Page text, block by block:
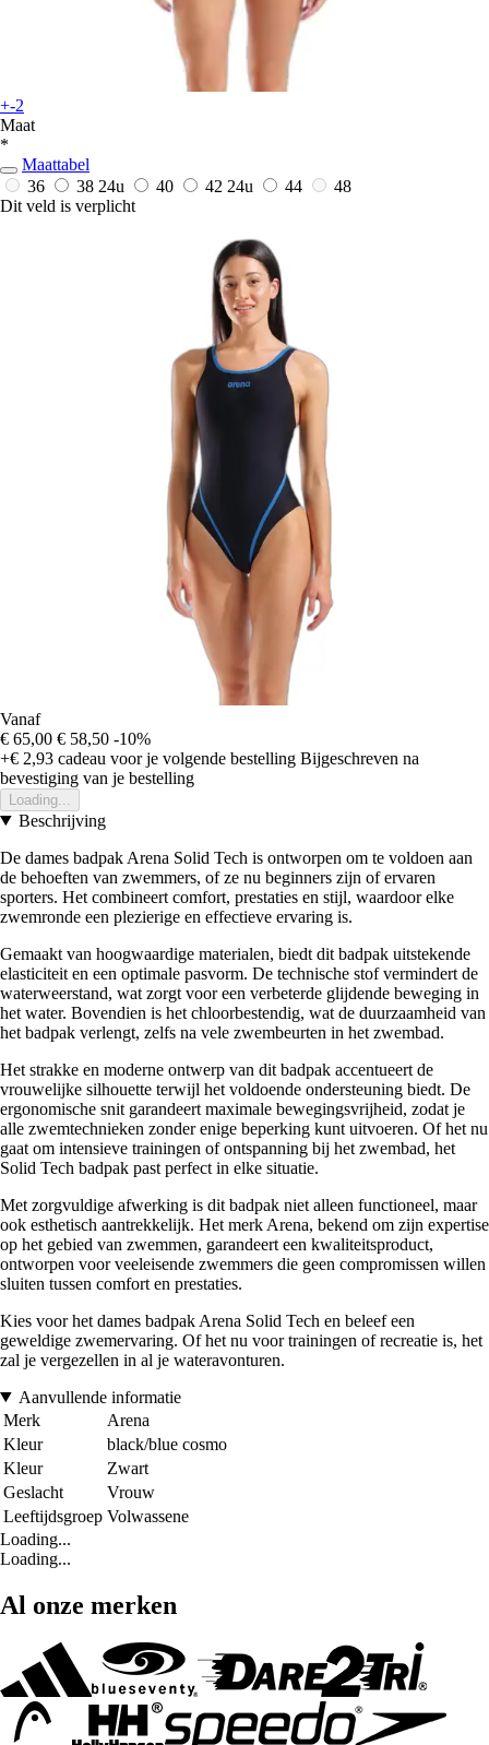
+-2
Maat
*
Maattabel
36
38 24u 40 42 24u 44
48
Dit veld is verplicht
Vanaf
€ 65,00 € 58,50 -10%
+€ 2,93 cadeau voor je volgende bestelling Bijgeschreven na
bevestiging van je bestelling
Loading...
Beschrijving
De dames badpak Arena Solid Tech is ontworpen om te voldoen aan
de behoeften van zwemmers, of ze nu beginners zijn of ervaren
sporters. Het combineert comfort, prestaties en stijl, waardoor elke
zwemronde een plezierige en effectieve ervaring is.
Gemaakt van hoogwaardige materialen, biedt dit badpak uitstekende
elasticiteit en een optimale pasvorm. De technische stof vermindert de
waterweerstand, wat zorgt voor een verbeterde glijdende beweging in
het water. Bovendien is het chloorbestendig, wat de duurzaamheid van
het badpak verlengt, zelfs na vele zwembeurten in het zwembad.
Het strakke en moderne ontwerp van dit badpak accentueert de
vrouwelijke silhouette terwijl het voldoende ondersteuning biedt. De
ergonomische snit garandeert maximale bewegingsvrijheid, zodat je
alle zwemtechnieken zonder enige beperking kunt uitvoeren. Of het nu
gaat om intensieve trainingen of ontspanning bij het zwembad, het
Solid Tech badpak past perfect in elke situatie.
Met zorgvuldige afwerking is dit badpak niet alleen functioneel, maar
ook esthetisch aantrekkelijk. Het merk Arena, bekend om zijn expertise
op het gebied van zwemmen, garandeert een kwaliteitsproduct,
ontworpen voor veeleisende zwemmers die geen compromissen willen
sluiten tussen comfort en prestaties.
Kies voor het dames badpak Arena Solid Tech en beleef een
geweldige zwemervaring. Of het nu voor trainingen of recreatie is, het
zal je vergezellen in al je wateravonturen.
Aanvullende informatie
Merk
Arena
Kleur
black/blue cosmo
Kleur
Zwart
Geslacht
Vrouw
Leeftijdsgroep Volwassene
Loading...
Loading...
Al onze merken